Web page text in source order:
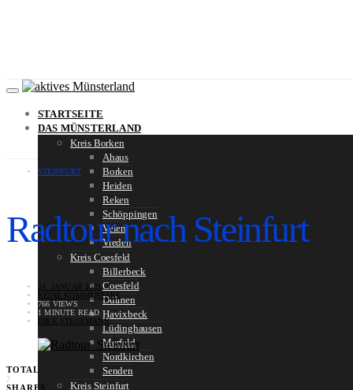
STARTSEITE
DAS MÜNSTERLAND
Kreis Borken
Ahaus
Borken
Heiden
Reken
Schöppingen
Velen
Vreden
Kreis Coesfeld
Billerbeck
Coesfeld
Dülmen
Havixbeck
Lüdinghausen
Merfeld
Nordkirchen
Senden
Kreis Steinfurt
STEINFURT
Radtour nach Steinfurt
24. JANUAR 2021
KEINE KOMMENTARE
766 VIEWS
1 MINUTE READ
DIRK STEGEMANN
TOTAL
2
SHARES